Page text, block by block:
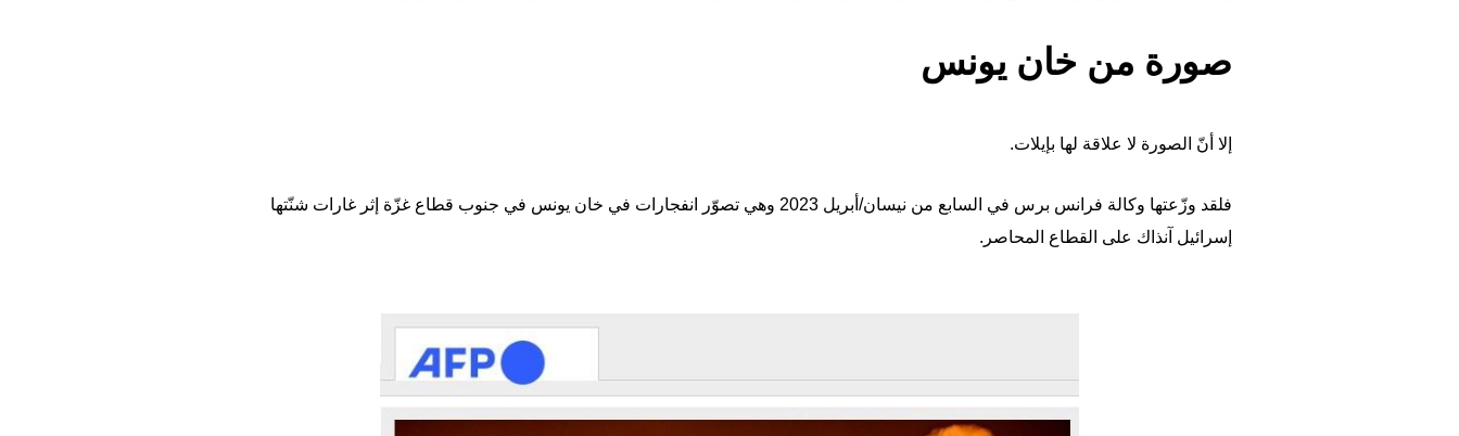
صورة من خان يونس
إلا أنّ الصورة لا علاقة لها بإيلات.
فلقد وزّعتها وكالة فرانس برس في السابع من نيسان/أبريل 2023 وهي تصوّر انفجارات في خان يونس في جنوب قطاع غزّة إثر غارات شنّتها
إسرائيل آنذاك على القطاع المحاصر.